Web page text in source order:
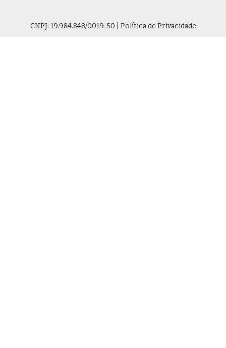
CNPJ: 19.984.848/0019-50 | Política de Privacidade